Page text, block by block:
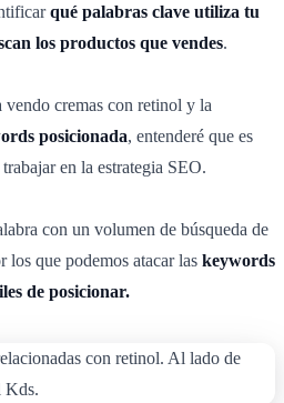
qué palabras clave utiliza tu
los productos que vendes.
cremas con retinol y la
posicionada, entenderé que es
en la estrategia SEO.
con un volumen de búsqueda de
que podemos atacar las keywords
de posicionar.